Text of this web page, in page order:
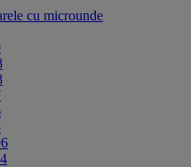
cu microunde